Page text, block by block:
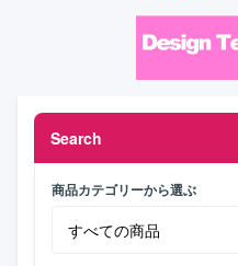
Search
商品カテゴリーから選ぶ